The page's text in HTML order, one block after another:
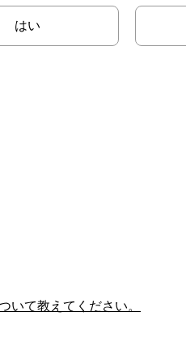
はい
いて教えてください。